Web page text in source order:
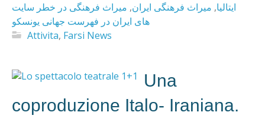
ایتالیا, میراث فرهنگی ایران, میراث فرهنگی در خطر سایت
های ایران در فهرست جهانی یونسکو
Attivita, Farsi News
Una
coproduzione Italo- Iraniana.